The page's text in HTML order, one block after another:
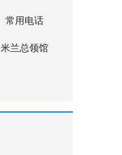
常用电话
米兰总领馆